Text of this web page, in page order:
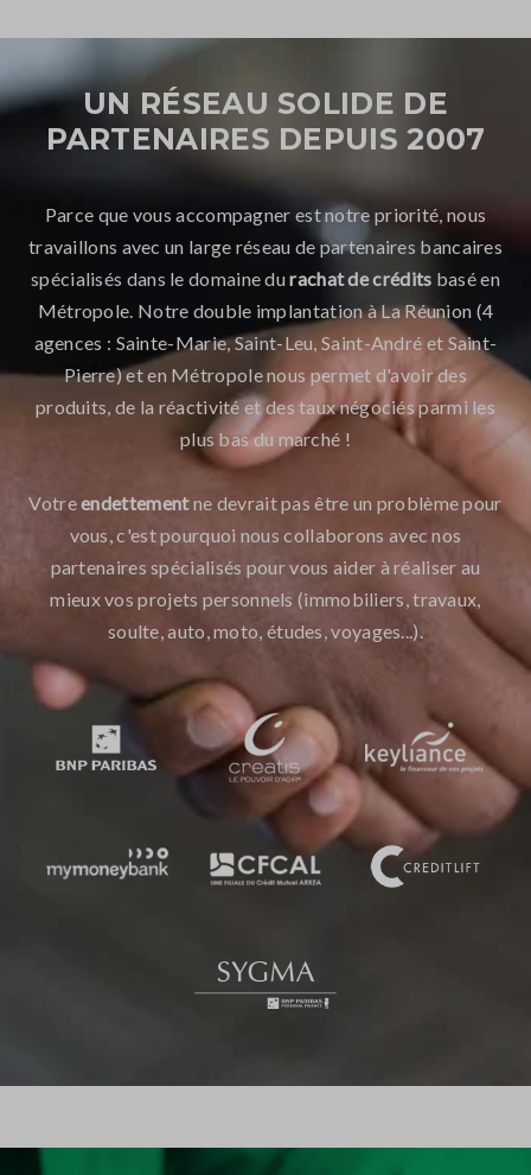
UN RÉSEAU SOLIDE DE
PARTENAIRES DEPUIS 2007
Parce que vous accompagner est notre priorité, nous
travaillons avec un large réseau de partenaires bancaires
spécialisés dans le domaine durachat de crédits basé en
Métropole. Notre double implantation à La Réunion (4
agences : Sainte-Marie, Saint-Leu, Saint-André et Saint-
Pierre) et en Métropole nous permet d'avoir des
produits, de la réactivité et des taux négociés parmi les
plus bas du marché !
Votreendettementne devrait pas être un problème pour
vous, c'est pourquoi nous collaborons avec nos
partenaires spécialisés pour vous aider à réaliser au
mieux vos projets personnels (immobiliers, travaux,
soulte, auto, moto, études, voyages...).